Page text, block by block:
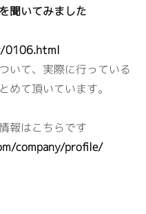
聞いてみました
0106.html
いて、実際に行っている
めて頂いています。
報はこちらです
company/profile/